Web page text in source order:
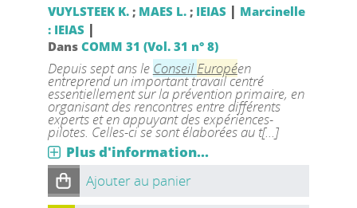
VUYLSTEEK K.; MAES L.; IEIAS | Marcinelle
: IEIAS|
Dans COMM 31 (Vol. 31 n° 8)
Depuis sept ans le Conseil Européen
entreprend un important travail centré
essentiellement sur la prévention primaire, en
organisant des rencontres entre différents
experts et en appuyant des expériences-
pilotes. Celles-ci se sont élaborées au t[...]
Plus d'information...
Ajouter au panier